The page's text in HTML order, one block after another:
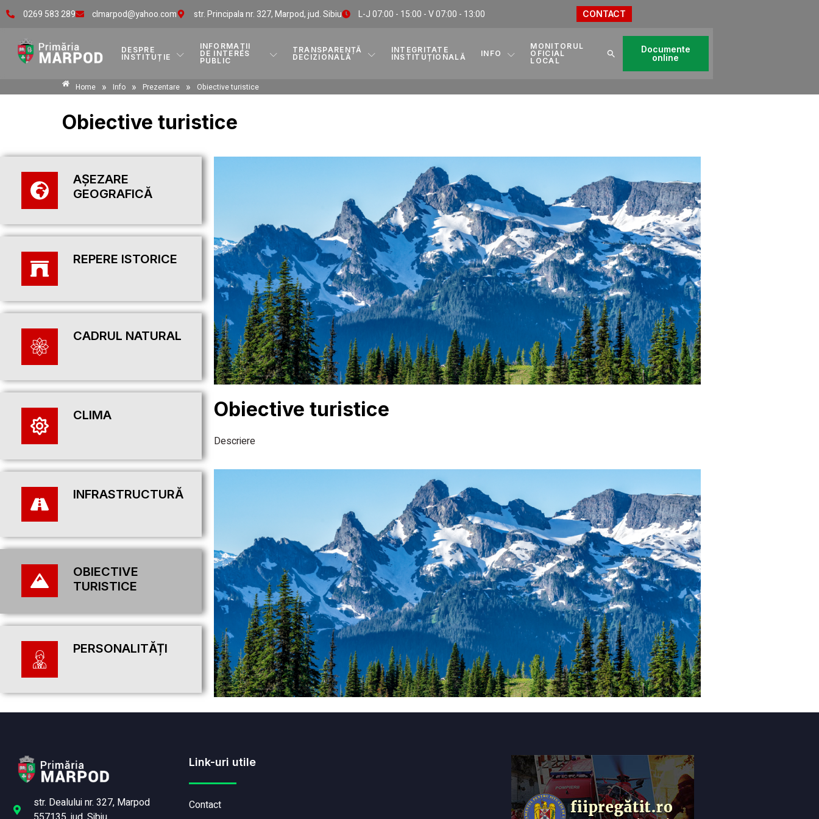
0269 583 289 clmarpod@yahoo.com str. Principala nr. 327, Marpod, jud. Sibiu L-J 07:00 - 15:00 - V 07:00 - 13:00 CONTACT
DESPRE
INSTITUȚIE
INFORMAȚII
DE INTERES
PUBLIC
TRANSPARENȚĂ
DECIZIONALĂ
INTEGRITATE
INSTITUȚIONALĂ
INFO
MONITORUL
OFICIAL
LOCAL
Documente
online
Home » Info » Prezentare » Obiective turistice
Obiective turistice
AȘEZARE
GEOGRAFICĂ
REPERE ISTORICE
CADRUL NATURAL
CLIMA
INFRASTRUCTURĂ
OBIECTIVE
TURISTICE
PERSONALITĂȚI
Obiective turistice
Descriere
str. Dealului nr. 327, Marpod
Link-uri utile
Contact